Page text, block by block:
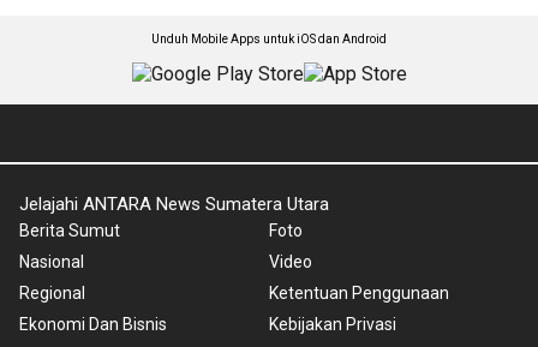
Unduh Mobile Apps untuk iOS dan Android
Jelajahi ANTARA News Sumatera Utara
Berita Sumut
Nasional
Regional
Ekonomi Dan Bisnis
Foto
Video
Ketentuan Penggunaan
Kebijakan Privasi